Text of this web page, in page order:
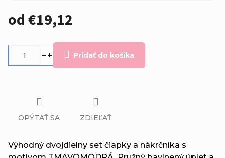
od€19,12
Pridať do košíka
Výhodný dvojdielny set čiapky a nákrčníka s
OPÝTAŤ SA ZDIEĽAŤ